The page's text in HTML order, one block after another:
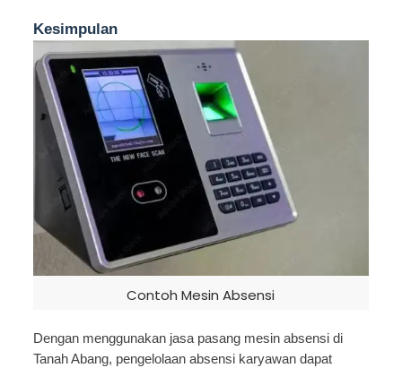
Kesimpulan
Contoh Mesin Absensi
Dengan menggunakan jasa pasang mesin absensi di
Tanah Abang, pengelolaan absensi karyawan dapat